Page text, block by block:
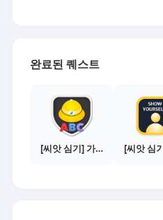
완료된 퀘스트
[씨앗 심기] 가이드보기 - 매체별 활동 가이드